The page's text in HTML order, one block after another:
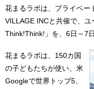
花まるラボは、プライベー
VILLAGE INCと共催で、ユ
Think!Think!」を、6日～7
花まるラボは、150カ国
の子どもたちが使い、米
Googleで世界トップ5、